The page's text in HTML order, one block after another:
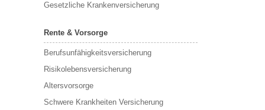
Gesetzliche Krankenversicherung
Rente & Vorsorge
Berufs­unfähigkeitsversicherung
Risikolebensversicherung
Altersvorsorge
Schwere Krankheiten Versicherung